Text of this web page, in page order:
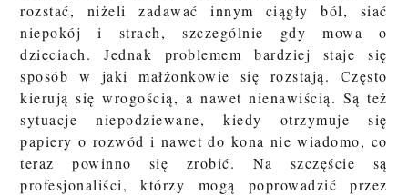
rozstać, niżeli zadawać innym ciągły ból, siać
niepokój i strach, szczególnie gdy mowa o
dzieciach. Jednak problemem bardziej staje się
sposób w jaki małżonkowie się rozstają. Często
kierują się wrogością, a nawet nienawiścią. Są też
sytuacje niepodziewane, kiedy otrzymuje się
papiery o rozwód i nawet do kona nie wiadomo, co
teraz powinno się zrobić. Na szczęście są
profesjonaliści, którzy mogą poprowadzić przez